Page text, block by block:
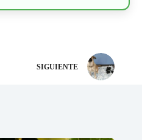
SIGUIENTE